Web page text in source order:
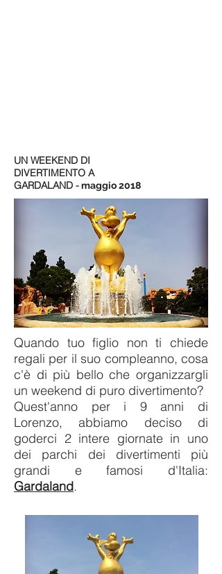
UN WEEKEND DI
DIVERTIMENTO A
GARDALAND -maggio 2018
Quando tuo figlio non ti chiede
regali per il suo compleanno, cosa
c'è di più bello che organizzargli
un weekend di puro divertimento?
Quest'anno per i 9 anni di
Lorenzo, abbiamo deciso di
goderci 2 intere giornate in uno
dei parchi dei divertimenti più
grandi e famosi d'Italia:
Gardaland.